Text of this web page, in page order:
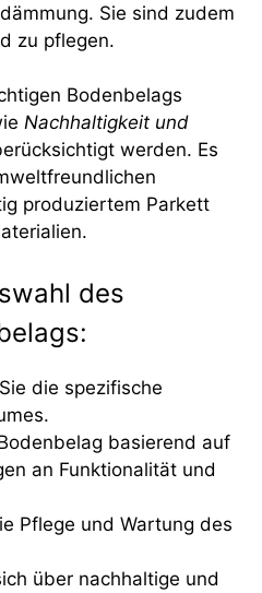
Sie sind zudem
zu pflegen.
Bodenbelags
Nachhaltigkeit und
werden. Es
produziertem Parkett
des
die spezifische
basierend auf
an Funktionalität und
Pflege und Wartung des
über nachhaltige und